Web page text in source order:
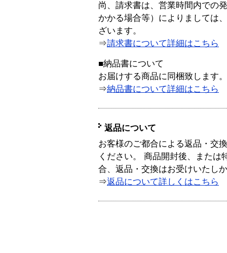
尚、請求書は、営業時間内での
かかる場合等）によりましては
ざいます。
⇒請求書について詳細はこちら
■納品書について
お届けする商品に同梱致します。
⇒納品書について詳細はこちら
返品について
お客様のご都合による返品・交
ください。 商品開封後、または
合、返品・交換はお受けいたし
⇒返品について詳しくはこちら